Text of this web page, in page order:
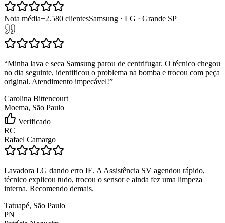
Nota média+2.580 clientesSamsung · LG · Grande SP
“Minha lava e seca Samsung parou de centrifugar. O técnico chegou
no dia seguinte, identificou o problema na bomba e trocou com peça
original. Atendimento impecável!”
Carolina Bittencourt
Moema, São Paulo
Verificado
RC
Rafael Camargo
Lavadora LG dando erro IE. A Assistência SV agendou rápido,
técnico explicou tudo, trocou o sensor e ainda fez uma limpeza
interna. Recomendo demais.
Tatuapé, São Paulo
PN